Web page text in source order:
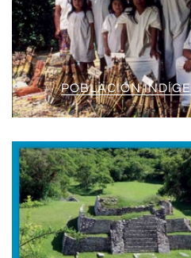
POBLACIÓN